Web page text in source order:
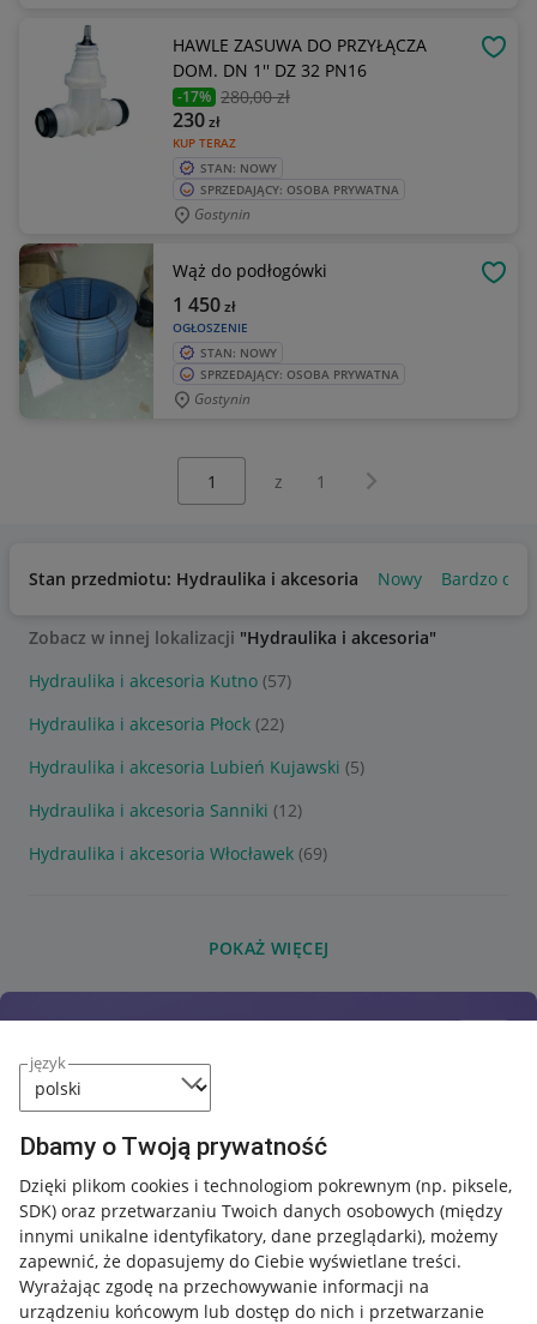
język
Dbamy o Twoją prywatność
Dzięki plikom cookies i technologiom pokrewnym (np. piksele,
SDK) oraz przetwarzaniu Twoich danych osobowych (między
innymi unikalne identyfikatory, dane przeglądarki), możemy
zapewnić, że dopasujemy do Ciebie wyświetlane treści.
Wyrażając zgodę na przechowywanie informacji na
urządzeniu końcowym lub dostęp do nich i przetwarzanie
HAWLE ZASUWA DO PRZYŁĄCZA
DOM. DN 1'' DZ 32 PN16
-17% 280,00 zł
KUP TERAZ
230zł
STAN: NOWY
SPRZEDAJĄCY: OSOBA PRYWATNA
Gostynin
Wąż do podłogówki
OGŁOSZENIE
1 450zł
STAN: NOWY
SPRZEDAJĄCY: OSOBA PRYWATNA
Gostynin
z 1 Następna strona
Stan przedmiotu: Hydraulika i akcesoria Nowy Bardzo
Zobacz w innej lokalizacji "Hydraulika i akcesoria"
Hydraulika i akcesoria Kutno (57)
Hydraulika i akcesoria Płock (22)
Hydraulika i akcesoria Lubień Kujawski (5)
Hydraulika i akcesoria Sanniki (12)
Hydraulika i akcesoria Włocławek (69)
POKAŻ WIĘCEJ